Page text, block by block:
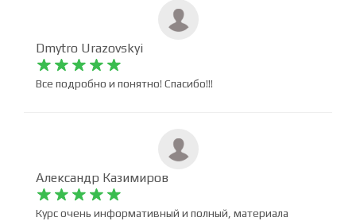
Dmytro Urazovskyi
    
    
Все подробно и понятно! Спасибо!!!
Александр Казимиров
    
    
Курс очень информативный и полный, материала